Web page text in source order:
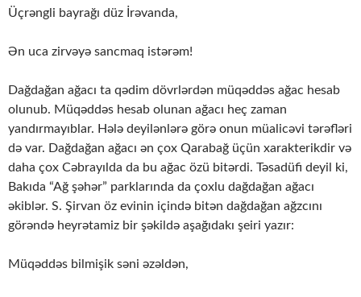
Üçrəngli bayrağı düz İrəvanda,
Ən uca zirvəyə sancmaq istərəm!
Dağdağan ağacı ta qədim dövrlərdən müqəddəs ağac hesab
olunub. Müqəddəs hesab olunan ağacı heç zaman
yandırmayıblar. Hələ deyilənlərə görə onun müalicəvi tərəfləri
də var. Dağdağan ağacı ən çox Qarabağ üçün xarakterikdir və
daha çox Cəbrayılda da bu ağac özü bitərdi. Təsadüfi deyil ki,
Bakıda “Ağ şəhər” parklarında da çoxlu dağdağan ağacı
əkiblər. S. Şirvan öz evinin içində bitən dağdağan ağzcını
görəndə heyrətamiz bir şəkildə aşağıdakı şeiri yazır:
Müqəddəs bilmişik səni əzəldən,